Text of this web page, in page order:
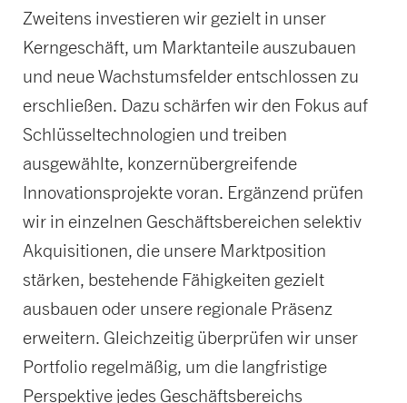
Zweitens investieren wir gezielt in unser
Kerngeschäft, um Marktanteile auszubauen
und neue Wachstumsfelder entschlossen zu
erschließen. Dazu schärfen wir den Fokus auf
Schlüsseltechnologien und treiben
ausgewählte, konzernübergreifende
Innovationsprojekte voran. Ergänzend prüfen
wir in einzelnen Geschäftsbereichen selektiv
Akquisitionen, die unsere Marktposition
stärken, bestehende Fähigkeiten gezielt
ausbauen oder unsere regionale Präsenz
erweitern. Gleichzeitig überprüfen wir unser
Portfolio regelmäßig, um die langfristige
Perspektive jedes Geschäftsbereichs